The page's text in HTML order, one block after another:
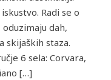
Radi se o
dah,
skijaških staza.
6 sela: Corvara,
[…]